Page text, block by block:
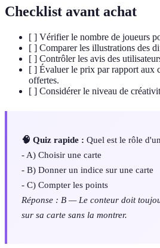
Checklist avant achat
[ ] Vérifier le nombre de joueurs
[ ] Comparer les illustrations des
[ ] Contrôler les avis des
[ ] Évaluer le prix par rapport aux
offertes.
[ ] Considérer le niveau de
🧠 Quiz rapide : Quel est le rôle
- A) Choisir une carte
- B) Donner un indice sur une carte
- C) Compter les points
Réponse : B — Le conteur doit
sur sa carte sans la montrer.